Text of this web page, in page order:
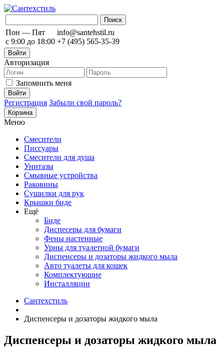
Пон — Пят
с 9:00 до 18:00
info@santehstil.ru
+7 (495) 565-35-39
Войти
Авторизация
Запомнить меня
Регистрация Забыли свой пароль?
Корзина
Меню
Смесители
Писсуары
Смесители для душа
Унитазы
Смывные устройства
Раковины
Сушилки для рук
Крышки биде
Ещё
Биде
Диспесеры для бумаги
Фены настенные
Урны для туалетной бумаги
Диспенсеры и дозаторы жидкого мыла
Авто туалеты для кошек
Комплектующие
Инсталляции
Сантехстиль
Диспенсеры и дозаторы жидкого мыла
Диспенсеры и дозаторы жидкого мыла